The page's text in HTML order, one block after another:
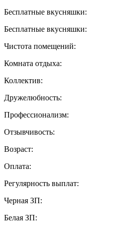
Бесплатные вкусняшки:
Бесплатные вкусняшки:
Чистота помещений:
Комната отдыха:
Коллектив:
Дружелюбность:
Профессионализм:
Отзывчивость:
Возраст:
Оплата:
Регулярность выплат:
Черная ЗП:
Белая ЗП: